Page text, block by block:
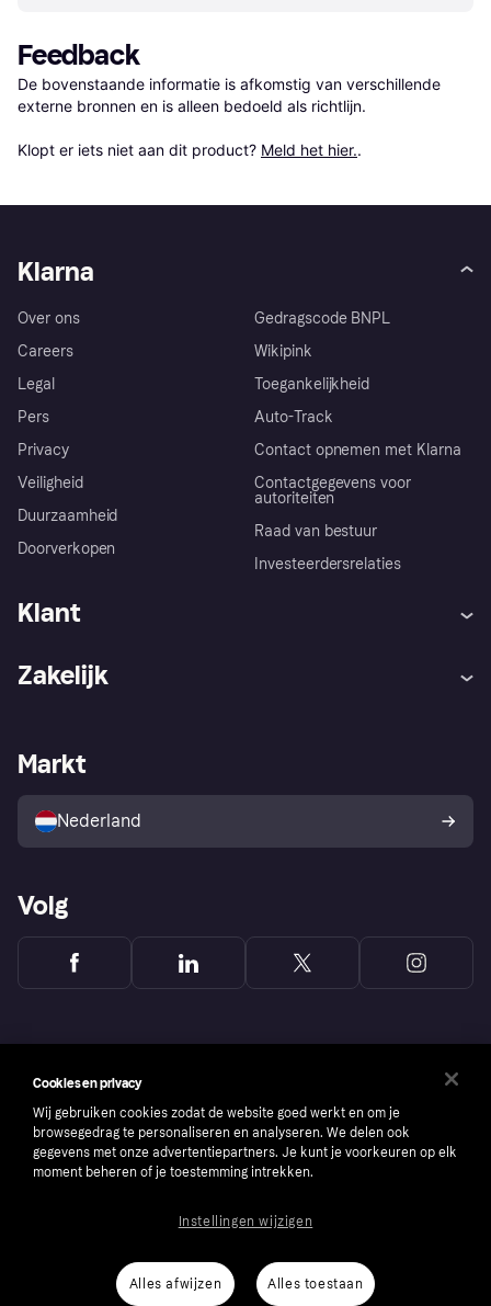
Feedback
De bovenstaande informatie is afkomstig van verschillende
externe bronnen en is alleen bedoeld als richtlijn.
Klopt er iets niet aan dit product? Meld het hier..
Klarna
Over ons
Careers
Legal
Pers
Privacy
Veiligheid
Duurzaamheid
Doorverkopen
Gedragscode BNPL
Wikipink
Toegankelijkheid
Auto-Track
Contact opnemen met Klarna
Contactgegevens voor
autoriteiten
Raad van bestuur
Investeerdersrelaties
Klant
Winkeloverzicht
Kopersbescherming voor
consumenten
Zakelijk
Zakelijke login
Markt
Nederland
Volg
number: 556737-0431
Cookies en privacy
Wij gebruiken cookies zodat de website goed werkt en om je
browsegedrag te personaliseren en analyseren. We delen ook
gegevens met onze advertentiepartners. Je kunt je voorkeuren op elk
moment beheren of je toestemming intrekken.
Alles afwijzen Alles toestaan
Instellingen wijzigen